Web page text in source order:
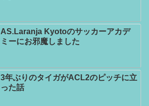
AS.Laranja Kyotoのサッカーアカデ
ミーにお邪魔しました
3年ぶりのタイガがACL2のピッチに立
った話